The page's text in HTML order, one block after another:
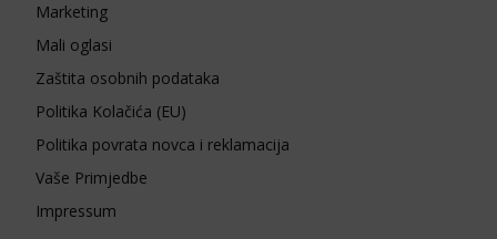
Marketing
Mali oglasi
Zaštita osobnih podataka
Politika Kolačića (EU)
Politika povrata novca i reklamacija
Vaše Primjedbe
Impressum